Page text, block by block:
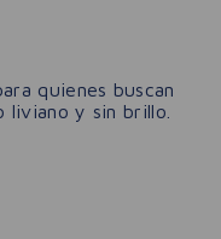
quienes buscan
liviano y sin brillo.